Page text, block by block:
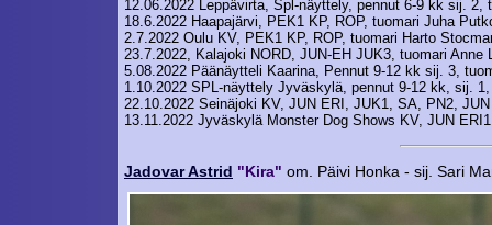
12.06.2022 Leppävirta, Spl-näyttely, pennut 6-9 kk sij. 2,
18.6.2022 Haapajärvi, PEK1 KP, ROP, tuomari Juha
2.7.2022 Oulu KV, PEK1 KP, ROP, tuomari Harto
23.7.2022, Kalajoki NORD, JUN-EH JUK3, tuomari Anne
5.08.2022 Päänäytteli Kaarina, Pennut 9-12 kk sij. 3,
1.10.2022 SPL-näyttely Jyväskylä, pennut 9-12 kk, sij.
22.10.2022 Seinäjoki KV, JUN ERI, JUK1, SA, PN2,
13.11.2022 Jyväskylä Monster Dog Shows KV, JUN
Jadovar Astrid "Kira" om. Päivi Honka - sij. Sari